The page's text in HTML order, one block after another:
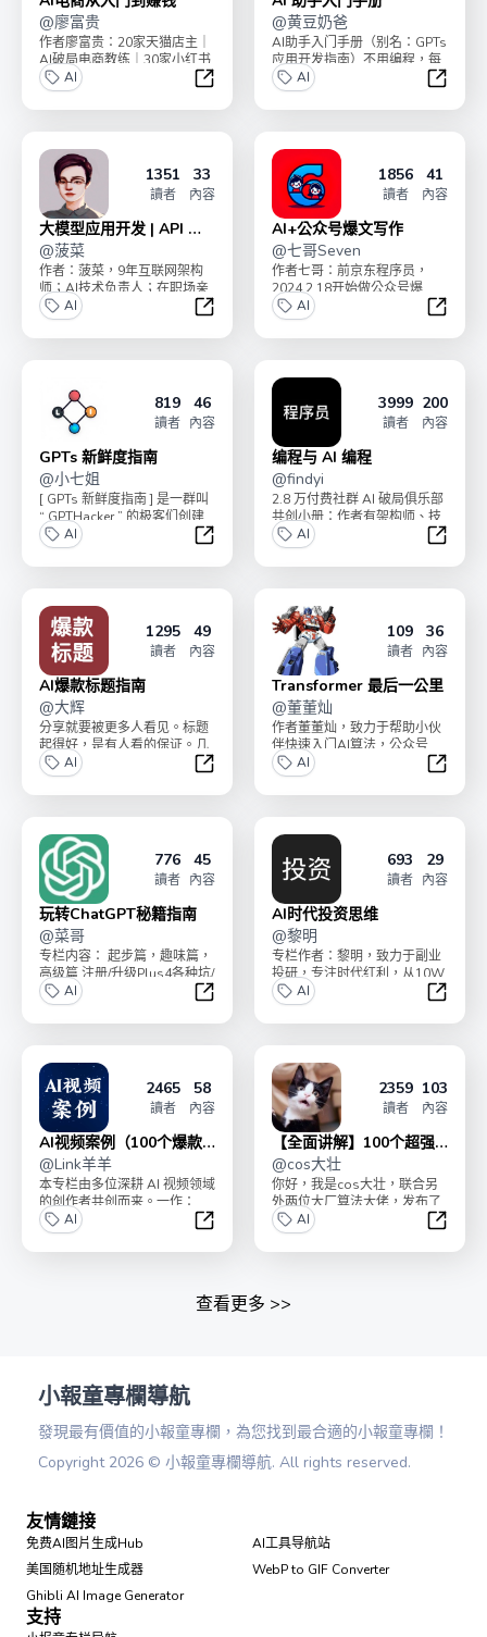
@廖富贵
作者廖富贵：20家天猫店主｜
AI破局电商教练｜30家小红书
店铺老板，带领了2000+学员
副业搞钱。小...
AI
AI电商从入门到赚钱
@黄豆奶爸
AI助手入门手册（别名：GPTs
应用开发指南）不用编程，每
人都能搭建自己的AI机器人助
手，提高十倍生...
AI
AI 助
1351
讀者
33
內容
大模型应用开发 | API 实
操
@菠菜
作者：菠菜，9年互联网架构
师；AI技术负责人；在职场亲
手带出多个年入百万 P8+ 人
才；“AI破局俱...
AI
大模型应用开发 | API 实操
1856
讀者
41
內容
AI+公众号爆文写作
@七哥Seven
作者七哥：前京东程序员，
2024.2.18开始做公众号爆
文，4个月涨粉10000+， 流量
主变现4w...
AI
AI+公
819
讀者
46
內容
GPTs 新鲜度指南
@小七姐
[ GPTs 新鲜度指南 ] 是一群叫
“ GPTHacker ” 的极客们创建
的，他们致力于创作和...
AI
GPTs 新鲜度指南
3999
讀者
200
內容
编程与 AI 编程
@findyi
2.8 万付费社群 AI 破局俱乐部
共创小册：作者有架构师、技
术负责人、大厂程序员等，旨
在帮助程序员...
AI
编程
1295
讀者
49
內容
AI爆款标题指南
@大辉
分享就要被更多人看见。标题
起得好，是有人看的保证。几
百阅读和几万阅读，只差一个
好标题。小册有四个专栏...
AI
AI爆款标题指南
109
讀者
36
內容
Transformer 最后一公里
@董董灿
作者董董灿，致力于帮助小伙
伴快速入门AI算法，公众号
《董董灿是个攻城狮》主理
人。基于Transfor...
AI
776
讀者
45
內容
玩转ChatGPT秘籍指南
@菜哥
专栏内容： 起步篇，趣味篇，
高级篇 注册/升级Plus4各种坑/
让GPT生图片/GPT4生高清图...
AI
玩转ChatGPT秘籍指南
693
讀者
29
內容
AI时代投资思维
@黎明
专栏作者：黎明，致力于副业
投研，专注时代红利，从10W
本金起步到收益超8位数，曾
初期便投资特斯拉、美...
AI
AI时
2465
讀者
58
內容
AI视频案例（100个爆款
拆解）
@Link羊羊
本专栏由多位深耕 AI 视频领域
的创作者共创而来。一作：
Link羊羊，C9本、硕士在读，
AI视频教练...
AI
AI视频案例（100个爆款拆解）
2359
讀者
103
內容
【全面讲解】100个超强
机器学习模型
@cos大壮
你好，我是cos大壮，联合另
外两位大厂算法大佬，发布了
《100个超强机器学习算法模
型》！最近，全网突...
AI
【全
查看更多 >>
小報童專欄導航
發現最有價值的小報童專欄，為您找到最合適的小報童專欄！
Copyright 2026 © 小報童專欄導航. All rights reserved.
友情鏈接
免费AI图片生成Hub
AI工具导航站
美国随机地址生成器
WebP to GIF Converter
Ghibli AI Image Generator
支持